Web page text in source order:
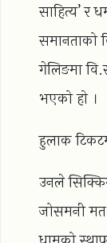
साहित्य’ र
समानताको
गेलिङमा
भएको हो ।
हुलाक
उनले
जोसमनी मत